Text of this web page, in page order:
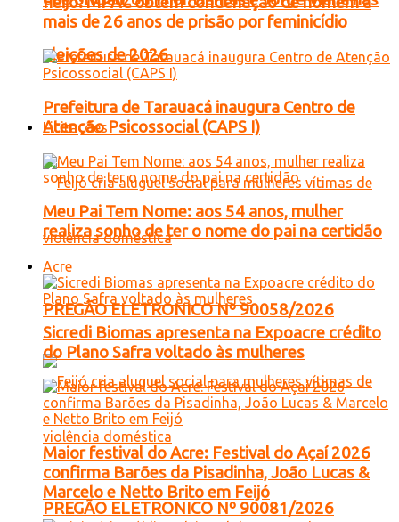
eleições de 2026
Licitações
PREGÃO ELETRONICO Nº 90058/2026
PREGÃO ELETRONICO Nº 90081/2026
mais de 26 anos de prisão por feminicídio
Prefeitura de Tarauacá inaugura Centro de
Atenção Psicossocial (CAPS I)
Meu Pai Tem Nome: aos 54 anos, mulher
realiza sonho de ter o nome do pai na certidão
Acre
Sicredi Biomas apresenta na Expoacre crédito
do Plano Safra voltado às mulheres
Maior festival do Acre: Festival do Açaí 2026
confirma Barões da Pisadinha, João Lucas &
Marcelo e Netto Brito em Feijó